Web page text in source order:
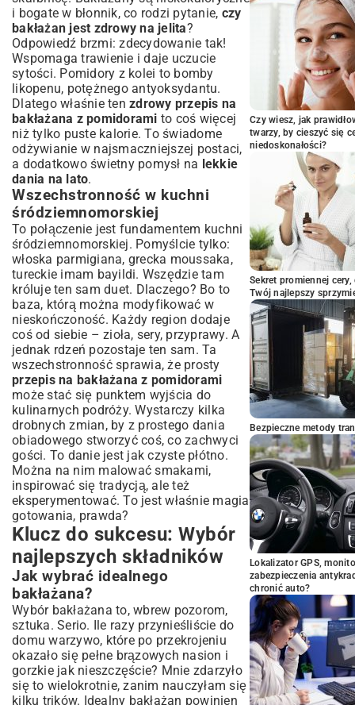
Inspiracje kuchnią świata: greckie, włoskie,
bliskowowschodnie akcenty
Z czym podawać bakłażana z
pomidorami? Sugestie i inspiracje
Idealne dodatki skrobiowe: ryż, kasza,
pieczywo
Świeże sałatki i inne warzywa
Odpowiednie napoje do dania
Często zadawane pytania dotyczące
bakłażana z pomidorami
Jak przechowywać resztki dania?
Czy można przygotować danie wcześniej?
Podsumowanie: Delektuj się smakiem
lata na talerzu
i bogate w błonnik, co rodzi pytanie, czy
bakłażan jest zdrowy na jelita?
Odpowiedź brzmi: zdecydowanie tak!
Wspomaga trawienie i daje uczucie
sytości. Pomidory z kolei to bomby
likopenu, potężnego antyoksydantu.
Dlatego właśnie ten zdrowy przepis na
bakłażana z pomidorami to coś więcej
niż tylko puste kalorie. To świadome
odżywianie w najsmaczniejszej postaci,
a dodatkowo świetny pomysł na lekkie
dania na lato.
Wszechstronność w kuchni
śródziemnomorskiej
To połączenie jest fundamentem kuchni
śródziemnomorskiej. Pomyślcie tylko:
włoska parmigiana, grecka moussaka,
tureckie imam bayildi. Wszędzie tam
króluje ten sam duet. Dlaczego? Bo to
baza, którą można modyfikować w
nieskończoność. Każdy region dodaje
coś od siebie – zioła, sery, przyprawy. A
jednak rdzeń pozostaje ten sam. Ta
wszechstronność sprawia, że prosty
przepis na bakłażana z pomidorami
może stać się punktem wyjścia do
kulinarnych podróży. Wystarczy kilka
drobnych zmian, by z prostego dania
obiadowego stworzyć coś, co zachwyci
gości. To danie jest jak czyste płótno.
Można na nim malować smakami,
inspirować się tradycją, ale też
eksperymentować. To jest właśnie magia
gotowania, prawda?
Klucz do sukcesu: Wybór
najlepszych składników
Jak wybrać idealnego
bakłażana?
Wybór bakłażana to, wbrew pozorom,
sztuka. Serio. Ile razy przynieśliście do
domu warzywo, które po przekrojeniu
okazało się pełne brązowych nasion i
gorzkie jak nieszczęście? Mnie zdarzyło
się to wielokrotnie, zanim nauczyłam się
kilku trików. Idealny bakłażan powinien
Czy wiesz, jak
twarzy, by cieszyć się
niedoskonałości?
Sekret promiennej
Twój najlepszy
Bezpieczne metody
Lokalizator GPS,
zabezpieczenia
chronić auto?